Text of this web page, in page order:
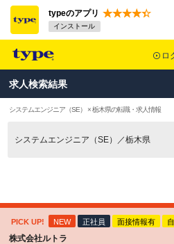
typeのアプリ
インストール
ロ
求人検索結果
システムエンジニア（SE） × 栃木県の転職・求人情報
システムエンジニア（SE）／栃木県
PICK UP! NEW 正社員 面接情報有
株式会社ルトラ